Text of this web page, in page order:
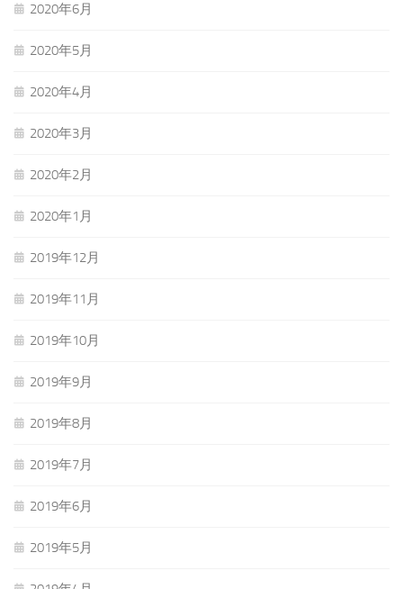
2020年6月
2020年5月
2020年4月
2020年3月
2020年2月
2020年1月
2019年12月
2019年11月
2019年10月
2019年9月
2019年8月
2019年7月
2019年6月
2019年5月